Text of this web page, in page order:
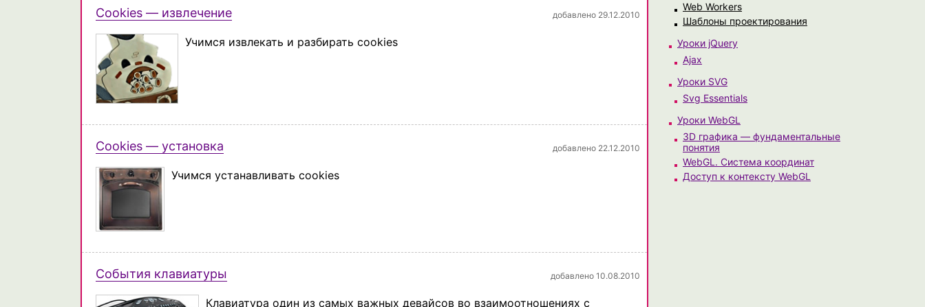
Cookies — извлечение добавлено 29.12.2010
Учимся извлекать и разбирать cookies
Cookies — установка добавлено 22.12.2010
Учимся устанавливать сookies
События клавиатуры добавлено 10.08.2010
Клавиатура один из самых важных девайсов во взаимоотношениях с
Web Workers
Шаблоны проектирования
Уроки jQuery
Ajax
Уроки SVG
Svg Essentials
Уроки WebGL
3D графика — фундаментальные
понятия
WebGL. Система координат
Доступ к контексту WebGL